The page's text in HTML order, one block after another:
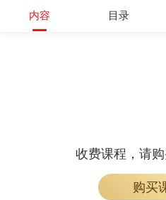
内容 目录
收费课程，请
购买